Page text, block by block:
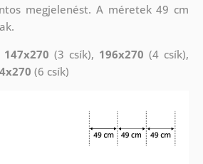
megjelenést. A méretek 49 cm
(3 csík), 196x270 (4 csík),
(6 csík)